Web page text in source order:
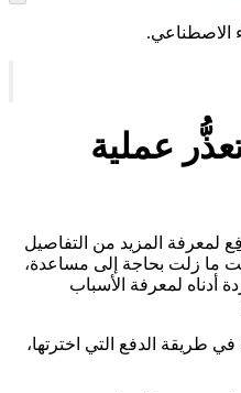
الاصطناعي.
عملية
لمعرفة المزيد من التفاصيل
ما زلت بحاجة إلى مساعدة،
أدناه لمعرفة الأسباب
طريقة الدفع التي اخترتها،